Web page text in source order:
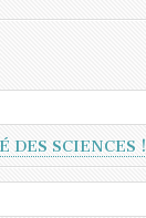
DES SCIENCES !